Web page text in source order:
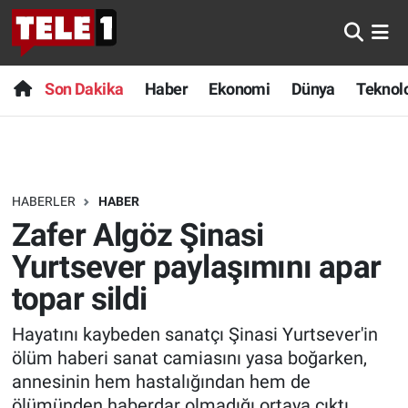
Son Dakika Haber Ekonomi Dünya
HABERLER HABER
Zafer Algöz Şinasi
Yurtsever paylaşımını apar
topar sildi
Hayatını kaybeden sanatçı Şinasi Yurtsever'in
ölüm haberi sanat camiasını yasa boğarken,
annesinin hem hastalığından hem de
Anında Manşet
Başka Sohbetler
Bilim turu
Bilim ve Teknoloji Evreni
Doğa Konuşuyor
Dünya
Ege Saati
Son Dakika
Haber
Dünya
Teknoloji
Sağlık
Spor
Yayın Akışı
Nöbetçi Eczaneler
Hava Durumu
Trafik Durumu
Süper Lig Puan Durumu ve Fikstür
Tüm Manşetler
Son Dakika Haberleri
Haber Arşivi